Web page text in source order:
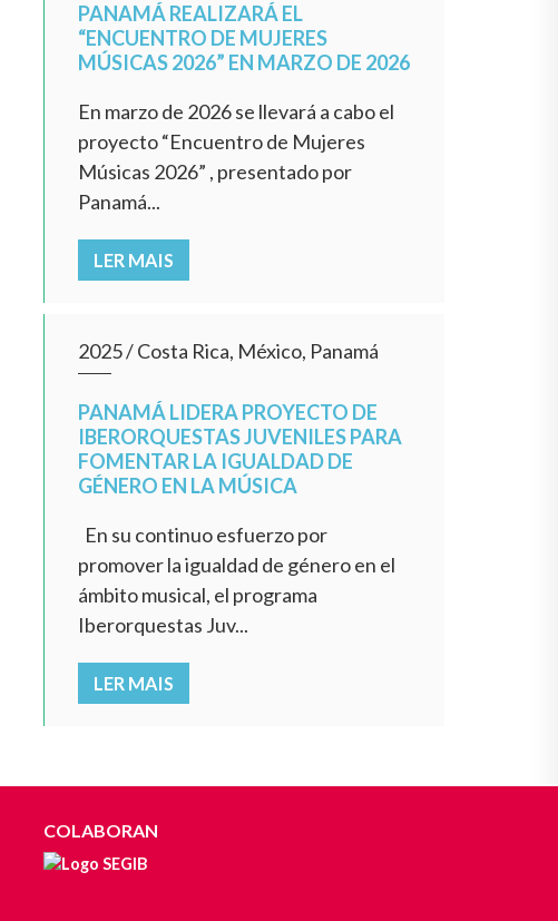
PANAMÁ REALIZARÁ EL
“ENCUENTRO DE MUJERES
MÚSICAS 2026” EN MARZO DE 2026
En marzo de 2026 se llevará a cabo el
proyecto “Encuentro de Mujeres
Músicas 2026” , presentado por
Panamá...
LER MAIS
2025/Costa Rica, México, Panamá
PANAMÁ LIDERA PROYECTO DE
IBERORQUESTAS JUVENILES PARA
FOMENTAR LA IGUALDAD DE
GÉNERO EN LA MÚSICA
En su continuo esfuerzo por
promover la igualdad de género en el
ámbito musical, el programa
Iberorquestas Juv...
LER MAIS
COLABORAN